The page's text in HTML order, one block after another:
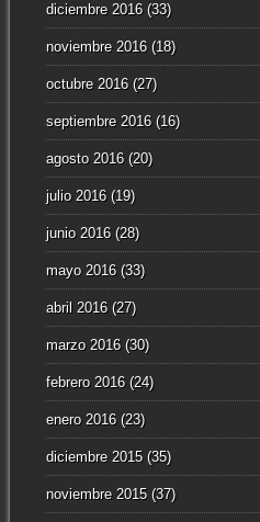
diciembre 2016(33)
noviembre 2016(18)
octubre 2016(27)
septiembre 2016(16)
agosto 2016(20)
julio 2016(19)
junio 2016(28)
mayo 2016(33)
abril 2016(27)
marzo 2016(30)
febrero 2016(24)
enero 2016(23)
diciembre 2015(35)
noviembre 2015(37)